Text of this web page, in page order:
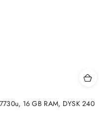
16 GB RAM, DYSK 240